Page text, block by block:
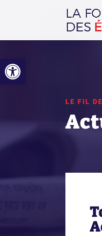
Ouvrir la barre
LE FIL